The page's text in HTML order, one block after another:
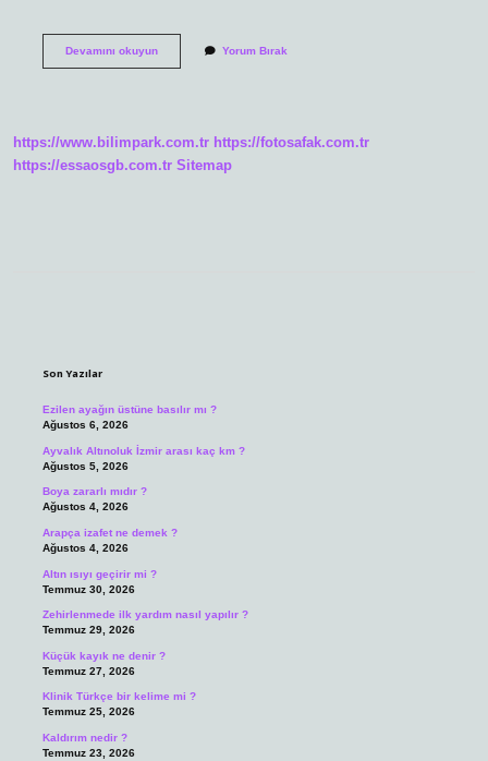
Devamını okuyunBeyincik
Yorum Bırak
https://www.bilimpark.com.tr https://fotosafak.com.tr
https://essaosgb.com.tr Sitemap
Son Yazılar
Ezilen ayağın üstüne basılır mı ?
Ağustos 6, 2026
Ayvalık Altınoluk İzmir arası kaç km ?
Ağustos 5, 2026
Boya zararlı mıdır ?
Ağustos 4, 2026
Arapça izafet ne demek ?
Ağustos 4, 2026
Altın ısıyı geçirir mi ?
Temmuz 30, 2026
Zehirlenmede ilk yardım nasıl yapılır ?
Temmuz 29, 2026
Küçük kayık ne denir ?
Temmuz 27, 2026
Klinik Türkçe bir kelime mi ?
Temmuz 25, 2026
Kaldırım nedir ?
Temmuz 23, 2026